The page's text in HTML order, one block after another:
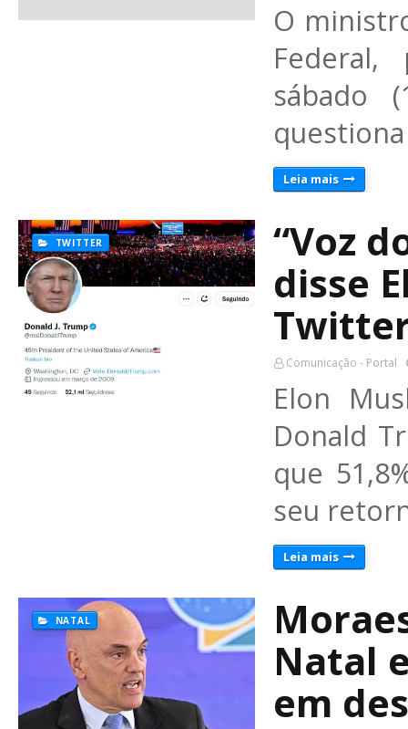
O
sábado
Leia mais
TWITTER
“Voz
disse
Comunicação - Portal
Elon
Donald
que
seu
Leia mais
NATAL
Natal
em